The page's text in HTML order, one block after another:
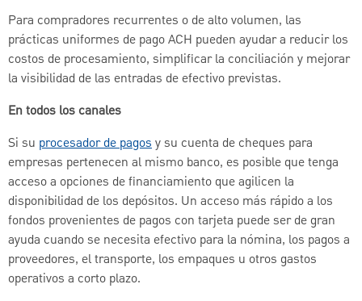
Para compradores recurrentes o de alto volumen, las
prácticas uniformes de pago ACH pueden ayudar a reducir los
costos de procesamiento, simplificar la conciliación y mejorar
la visibilidad de las entradas de efectivo previstas.
En todos los canales
Si su procesador de pagosy su cuenta de cheques para
empresas pertenecen al mismo banco, es posible que tenga
acceso a opciones de financiamiento que agilicen la
disponibilidad de los depósitos. Un acceso más rápido a los
fondos provenientes de pagos con tarjeta puede ser de gran
ayuda cuando se necesita efectivo para la nómina, los pagos a
proveedores, el transporte, los empaques u otros gastos
operativos a corto plazo.